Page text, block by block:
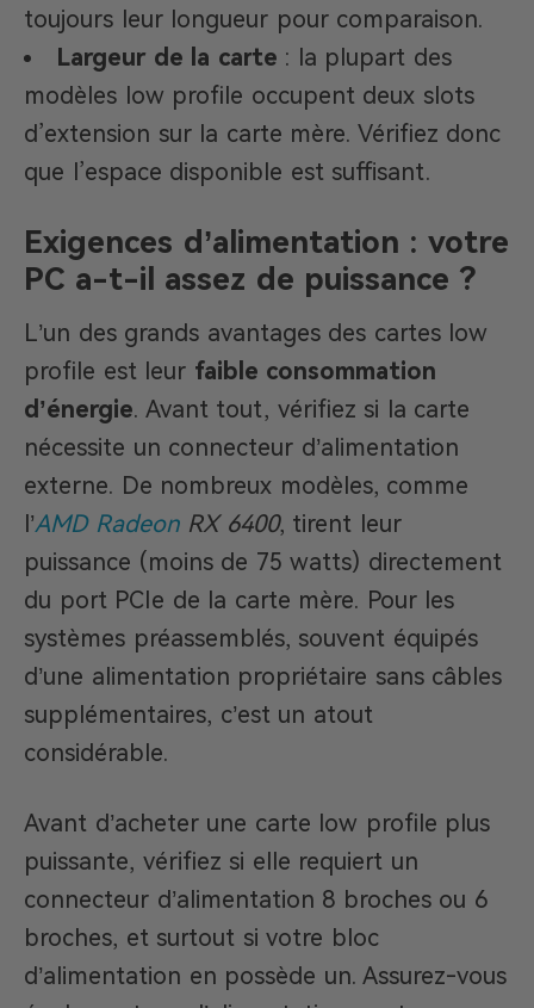
toujours leur longueur pour comparaison.
Largeur de la carte : la plupart des
modèles low profile occupent deux slots
d’extension sur la carte mère. Vérifiez donc
que l’espace disponible est suffisant.
Exigences d’alimentation : votre
PC a-t-il assez de puissance ?
L’un des grands avantages des cartes low
profile est leur faible consommation
d’énergie. Avant tout, vérifiez si la carte
nécessite un connecteur d’alimentation
externe. De nombreux modèles, comme
l’AMD Radeon RX 6400, tirent leur
puissance (moins de 75 watts) directement
du port PCIe de la carte mère. Pour les
systèmes préassemblés, souvent équipés
d’une alimentation propriétaire sans câbles
supplémentaires, c’est un atout
considérable.
Avant d’acheter une carte low profile plus
puissante, vérifiez si elle requiert un
connecteur d’alimentation 8 broches ou 6
broches, et surtout si votre bloc
d’alimentation en possède un. Assurez-vous